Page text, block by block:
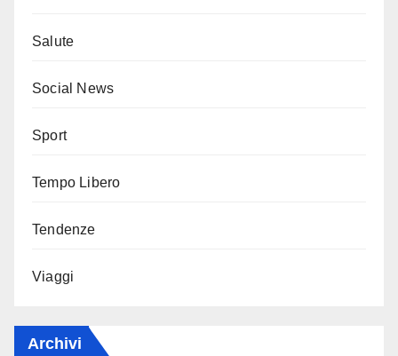
Salute
Social News
Sport
Tempo Libero
Tendenze
Viaggi
Archivi